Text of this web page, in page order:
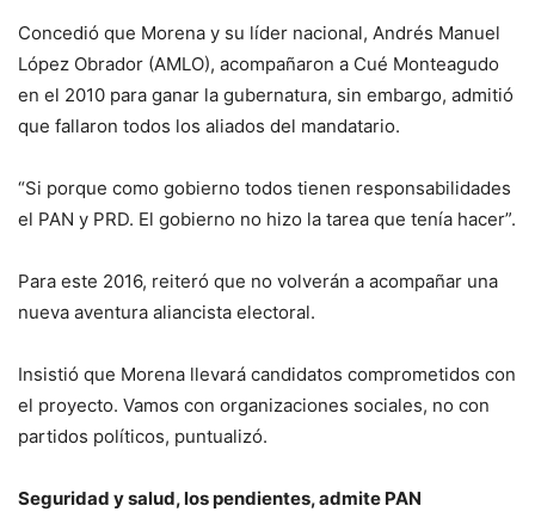
Concedió que Morena y su líder nacional, Andrés Manuel
López Obrador (AMLO), acompañaron a Cué Monteagudo
en el 2010 para ganar la gubernatura, sin embargo, admitió
que fallaron todos los aliados del mandatario.
“Si porque como gobierno todos tienen responsabilidades
el PAN y PRD. El gobierno no hizo la tarea que tenía hacer”.
Para este 2016, reiteró que no volverán a acompañar una
nueva aventura aliancista electoral.
Insistió que Morena llevará candidatos comprometidos con
el proyecto. Vamos con organizaciones sociales, no con
partidos políticos, puntualizó.
Seguridad y salud, los pendientes, admite PAN